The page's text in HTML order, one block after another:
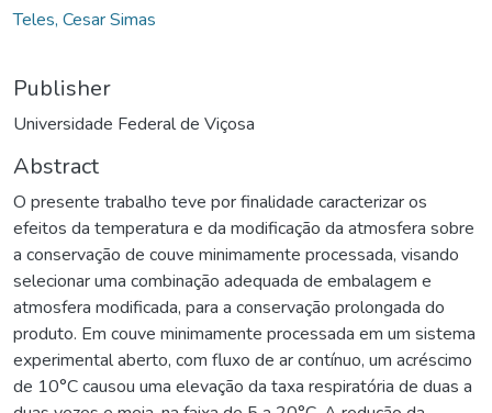
Teles, Cesar Simas
Publisher
Universidade Federal de Viçosa
Abstract
O presente trabalho teve por finalidade caracterizar os
efeitos da temperatura e da modificação da atmosfera sobre
a conservação de couve minimamente processada, visando
selecionar uma combinação adequada de embalagem e
atmosfera modificada, para a conservação prolongada do
produto. Em couve minimamente processada em um sistema
experimental aberto, com fluxo de ar contínuo, um acréscimo
de 10°C causou uma elevação da taxa respiratória de duas a